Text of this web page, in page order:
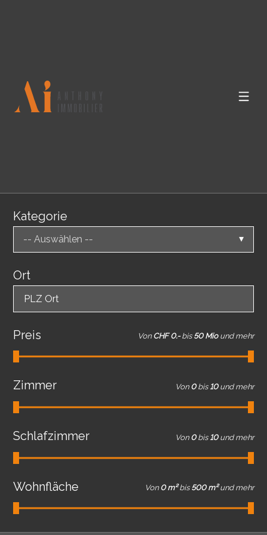
Kategorie
-- Auswählen --
Ort
PLZ Ort
Preis Von CHF 0.- bis 50 Mio und mehr
Zimmer Von 0 bis 10 und mehr
Schlafzimmer Von 0 bis 10 und mehr
Wohnfläche Von 0 m² bis 500 m² und mehr